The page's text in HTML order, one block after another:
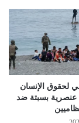
لحقوق الإنسان
عنصرية بسبتة ضد